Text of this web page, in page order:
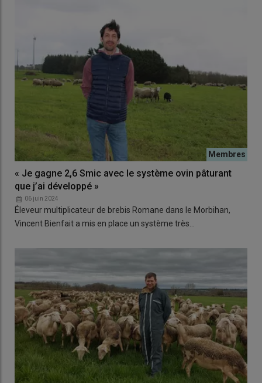
« Je gagne 2,6 Smic avec le système ovin pâturant
que j’ai développé »
06 juin 2024
Éleveur multiplicateur de brebis Romane dans le Morbihan,
Vincent Bienfait a mis en place un système très…